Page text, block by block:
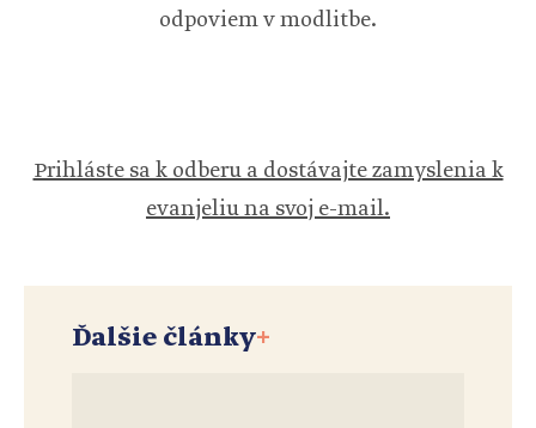
odpoviem v modlitbe.
Prihláste sa k odberu a dostávajte zamyslenia k
evanjeliu na svoj e-mail.
Ďalšie články+